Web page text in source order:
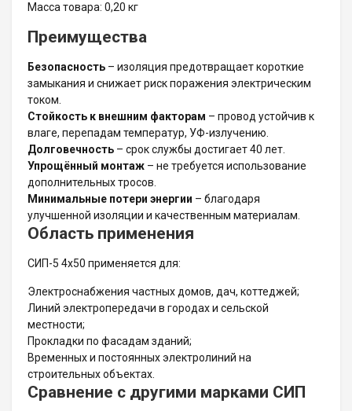
Масса товара: 0,20 кг
Преимущества
Безопасность – изоляция предотвращает короткие
замыкания и снижает риск поражения электрическим
током.
Стойкость к внешним факторам – провод устойчив к
влаге, перепадам температур, УФ-излучению.
Долговечность – срок службы достигает 40 лет.
Упрощённый монтаж – не требуется использование
дополнительных тросов.
Минимальные потери энергии – благодаря
улучшенной изоляции и качественным материалам.
Область применения
СИП-5 4х50 применяется для:
Электроснабжения частных домов, дач, коттеджей;
Линий электропередачи в городах и сельской
местности;
Прокладки по фасадам зданий;
Временных и постоянных электролиний на
строительных объектах.
Сравнение с другими марками СИП